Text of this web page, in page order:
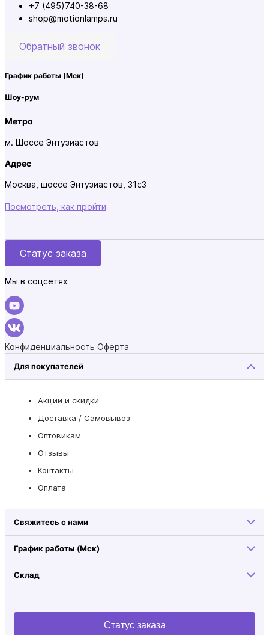
+7 (495)740-38-68
shop@motionlamps.ru
Обратный звонок
График работы (Мск)
Шоу-рум
Метро
м. Шоссе Энтузиастов
Адрес
Москва, шоссе Энтузиастов, 31с3
Посмотреть, как пройти
Статус заказа
Мы в соцсетях
Конфиденциальность Оферта
Для покупателей
Акции и скидки
Доставка / Самовывоз
Оптовикам
Отзывы
Контакты
Оплата
Свяжитесь с нами
График работы (Мск)
Склад
Статус заказа